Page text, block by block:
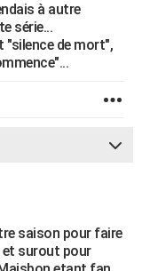
à autre
série...
"silence de mort",
saison pour faire
et surout pour